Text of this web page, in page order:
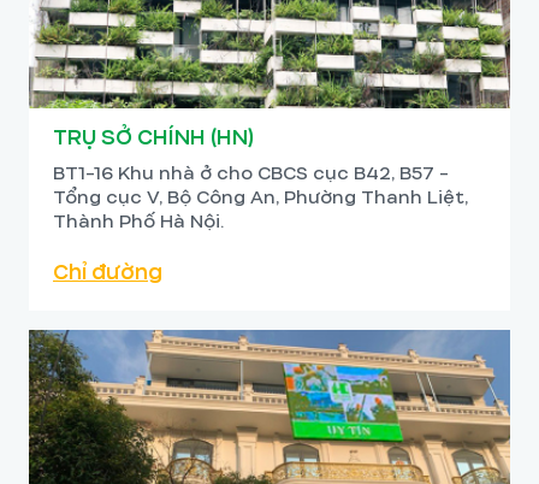
TRỤ SỞ CHÍNH (HN)
BT1-16 Khu nhà ở cho CBCS cục B42, B57 -
Tổng cục V, Bộ Công An, Phường Thanh Liệt,
Thành Phố Hà Nội.
Chỉ đường